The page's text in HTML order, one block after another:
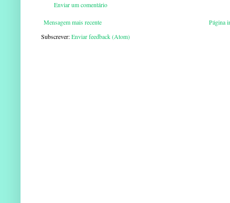
Enviar um comentário
Mensagem mais recente
Página
Subscrever:Enviar feedback (Atom)